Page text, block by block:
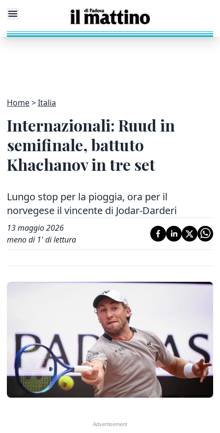
Home Italia
Internazionali: Ruud in
semifinale, battuto
Khachanov in tre set
Lungo stop per la pioggia, ora per il
norvegese il vincente di Jodar-Darderi
13 maggio 2026
meno di 1' di lettura